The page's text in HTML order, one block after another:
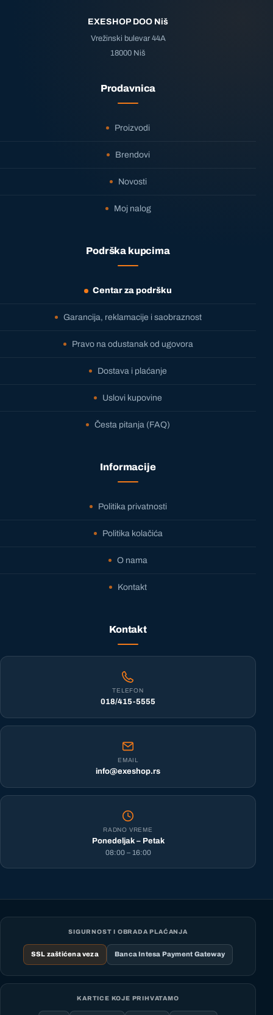
EXESHOP DOO Niš
Vrežinski bulevar 44A
18000 Niš
Prodavnica
Proizvodi
Brendovi
Novosti
Moj nalog
Podrška kupcima
Centar za podršku
Garancija, reklamacije i saobraznost
Pravo na odustanak od ugovora
Dostava i plaćanje
Uslovi kupovine
Česta pitanja (FAQ)
Informacije
Politika privatnosti
Politika kolačića
O nama
Kontakt
Kontakt
TELEFON
018/415-5555
EMAIL
info@exeshop.rs
RADNO VREME
Ponedeljak – Petak
08:00 – 16:00
SIGURNOST I OBRADA PLAĆANJA
SSL zaštićena veza Banca Intesa Payment Gateway
KARTICE KOJE PRIHVATAMO